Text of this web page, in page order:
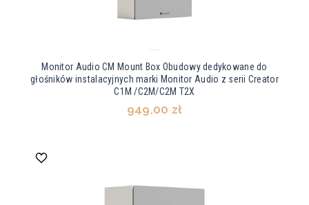
Monitor Audio CM Mount Box Obudowy dedykowane do
głośników instalacyjnych marki Monitor Audio z serii Creator
C1M /C2M/C2M T2X
949,00 zł